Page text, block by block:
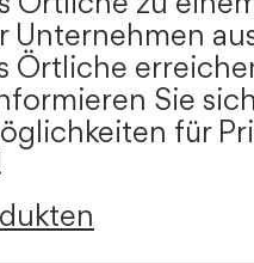
Unternehmen
Örtliche
Sie
für